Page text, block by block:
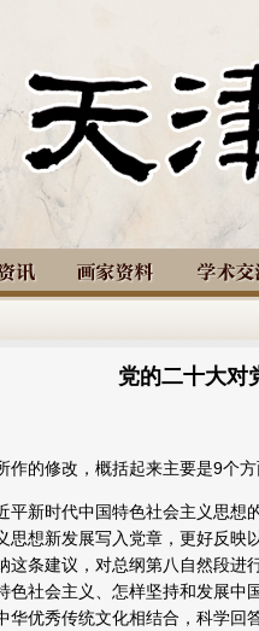
党的二十大对
的修改，概括起来主要是9个方
新时代中国特色社会主义思想
思想新发展写入党章，更好反
这条建议，对总纲第八自然段
色社会主义、怎样坚持和发展
华优秀传统文化相结合，科学